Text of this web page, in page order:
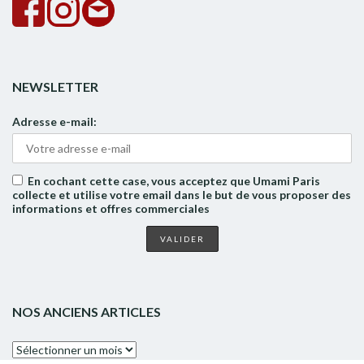
NEWSLETTER
Adresse e-mail:
En cochant cette case, vous acceptez que Umami Paris
collecte et utilise votre email dans le but de vous proposer des
informations et offres commerciales
NOS ANCIENS ARTICLES
Nos